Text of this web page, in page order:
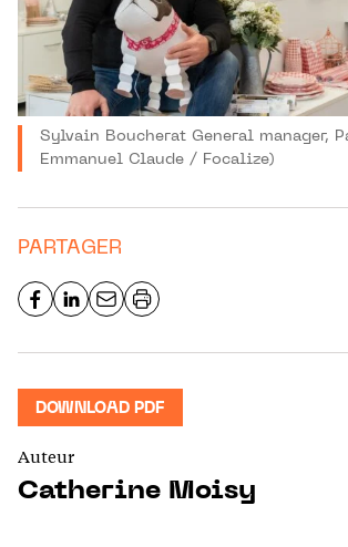
Sylvain Boucherat General manager,
Emmanuel Claude / Focalize)
PARTAGER
DOWNLOAD PDF
Auteur
Catherine Moisy